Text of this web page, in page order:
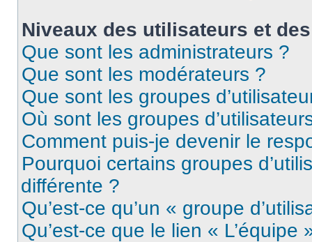
Niveaux des utilisateurs et
Que sont les administrateurs ?
Que sont les modérateurs ?
Que sont les groupes
Où sont les groupes
Comment puis-je devenir le
Pourquoi certains groupes
différente ?
Qu’est-ce qu’un « groupe
Qu’est-ce que le lien « L’équipe